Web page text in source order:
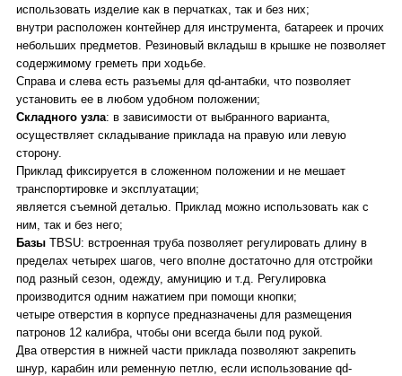
использовать изделие как в перчатках, так и без них;
внутри расположен контейнер для инструмента, батареек и прочих
небольших предметов. Резиновый вкладыш в крышке не позволяет
содержимому греметь при ходьбе.
Справа и слева есть разъемы для qd-антабки, что позволяет
установить ее в любом удобном положении;
Складного узла: в зависимости от выбранного варианта,
осуществляет складывание приклада на правую или левую
сторону.
Приклад фиксируется в сложенном положении и не мешает
транспортировке и эксплуатации;
является съемной деталью. Приклад можно использовать как с
ним, так и без него;
Базы TBSU: встроенная труба позволяет регулировать длину в
пределах четырех шагов, чего вполне достаточно для отстройки
под разный сезон, одежду, амуницию и т.д. Регулировка
производится одним нажатием при помощи кнопки;
четыре отверстия в корпусе предназначены для размещения
патронов 12 калибра, чтобы они всегда были под рукой.
Два отверстия в нижней части приклада позволяют закрепить
шнур, карабин или ременную петлю, если использование qd-